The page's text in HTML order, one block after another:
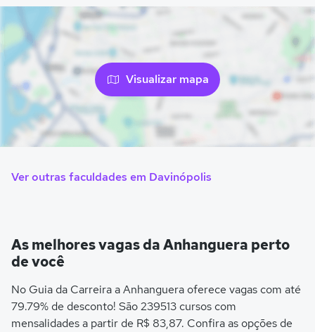
Visualizar mapa
Ver outras faculdades em Davinópolis
As melhores vagas da Anhanguera perto
de você
No Guia da Carreira a Anhanguera oferece vagas com até
79.79% de desconto! São 239513 cursos com
mensalidades a partir de R$ 83,87. Confira as opções de